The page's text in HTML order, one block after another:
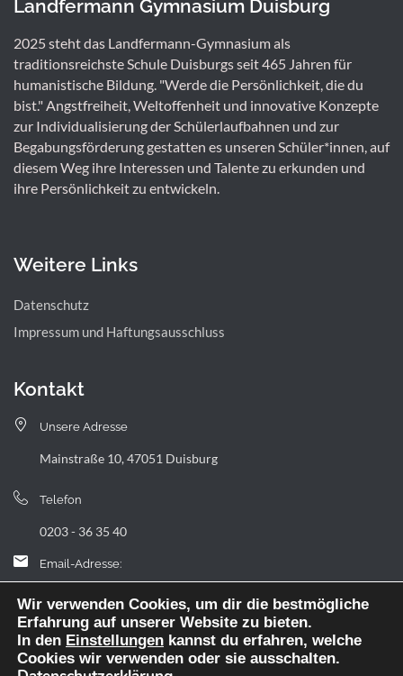
Landfermann Gymnasium Duisburg
2025 steht das Landfermann-Gymnasium als
traditionsreichste Schule Duisburgs seit 465 Jahren für
humanistische Bildung. "Werde die Persönlichkeit, die du
bist." Angstfreiheit, Weltoffenheit und innovative Konzepte
zur Individualisierung der Schülerlaufbahnen und zur
Begabungsförderung gestatten es unseren Schüler*innen, auf
diesem Weg ihre Interessen und Talente zu erkunden und
ihre Persönlichkeit zu entwickeln.
Weitere Links
Datenschutz
Impressum und Haftungsausschluss
Kontakt
Unsere Adresse
Mainstraße 10, 47051 Duisburg
Telefon
0203 - 36 35 40
Email-Adresse:
landfermann.gymnasium[at]stadt-duisburg.de
Wir verwenden Cookies, um dir die bestmögliche
Erfahrung auf unserer Website zu bieten.
In den Einstellungen kannst du erfahren, welche
Cookies wir verwenden oder sie ausschalten.